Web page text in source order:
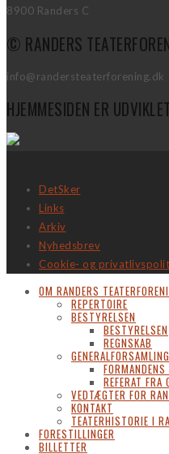
8900 Randers C
© RANDERS
info@randersteaterforening.dk
HJEMMESIDEN ER
DetSker
Links
Arkiv
Nyhedsbrev
Cookie- og
OM RANDERS
REPERTOIRE
BESTYRELSEN
BESTYRELSEN
REGNSKAB
GENERALFORSAMLING
REFERAT FRA
VEDTÆGTER FOR
KONTAKT
TEATERHISTORIE I
FORESTILLINGER
BILLETTER